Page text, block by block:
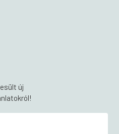
új